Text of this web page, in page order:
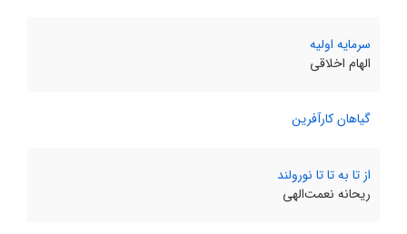
سرمایه اولیه
الهام اخلاقی
گیاهان کارآفرین
از تا به تا تا نورولند
ریحانه نعمت‌الهی